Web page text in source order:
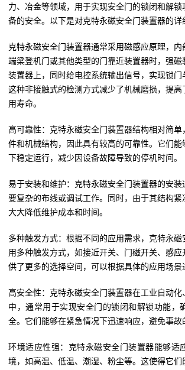
力、冶金等领域，用于实现安全门的锁闭和解
备的安全。以下是对克特永磁安全门装置器的详
克特永磁安全门装置器通常采用磁感应原理，内
端梁登机门或其他类型的门靠近装置器时，强
装置器上，同时给电控系统输出信号，实现锁门
这种非接触式的检测方式减少了机械磨损，提
用寿命。
高可靠性：克特永磁安全门装置器结构相对简
件和机械结构，因此具有较高的可靠性。它们
下稳定运行，减少因设备故障导致的停机时间。
易于安装和维护：克特永磁安全门装置器的安
要复杂的布线或调试工作。同时，由于其结构紧
大大降低维护成本和时间。
多种触发方式：根据不同的应用需求，克特永
用多种触发方式，如接近开关、门磁开关、感
供了更多的选择空间，可以根据具体的应用场景
高安全性：克特永磁安全门装置器在工业自动
中，通常用于实现安全门的锁闭和解锁功能，
全。它们能够在紧急情况下迅速响应，避免事故
环境适应性强：克特永磁安全门装置器能够适
境，如高温、低温、潮湿、粉尘等。这使得它